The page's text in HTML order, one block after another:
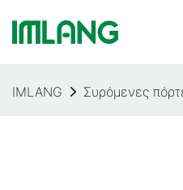
IMLANG Συρόμενες